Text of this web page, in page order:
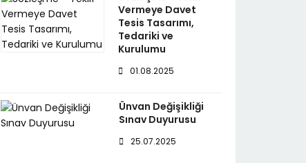
Vermeye Davet
Tesis Tasarımı,
Tedariki ve
Kurulumu
01.08.2025
Ünvan Değişikliği
Sınav Duyurusu
25.07.2025